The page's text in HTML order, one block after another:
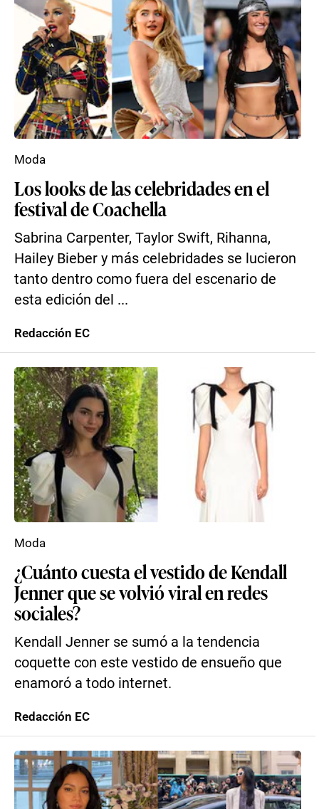
Los looks de las celebridades en el
festival de Coachella
Sabrina Carpenter, Taylor Swift, Rihanna,
Hailey Bieber y más celebridades se lucieron
tanto dentro como fuera del escenario de
esta edición del ...
Moda
Redacción EC
¿Cuánto cuesta el vestido de Kendall
Jenner que se volvió viral en redes
sociales?
Kendall Jenner se sumó a la tendencia
coquette con este vestido de ensueño que
enamoró a todo internet.
Moda
Redacción EC